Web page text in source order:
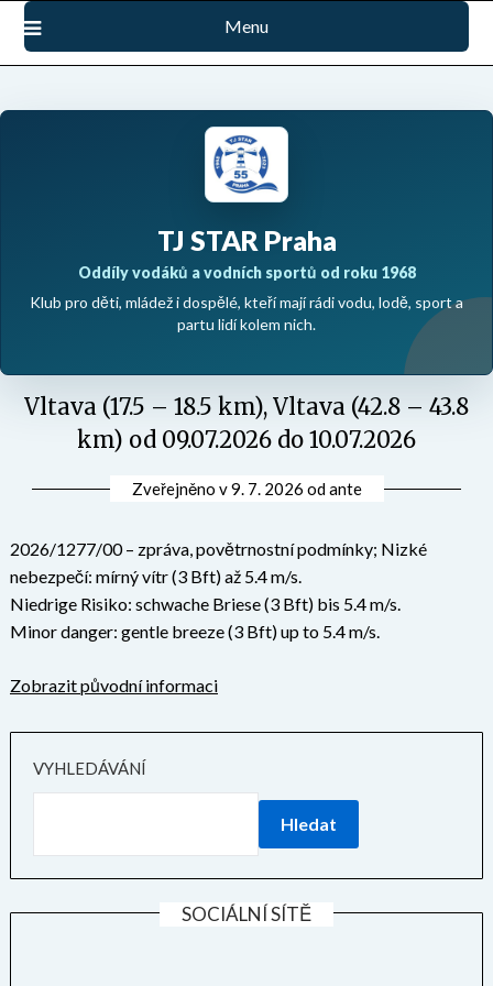
Přejdi
obsah
Menu
TJ STAR Praha
Oddíly vodáků a vodních sportů od roku 1968
Klub pro děti, mládež i dospělé, kteří mají rádi vodu, lodě, sport a
partu lidí kolem nich.
Vltava (17.5 – 18.5 km), Vltava (42.8 – 43.8
km) od 09.07.2026 do 10.07.2026
Zveřejněno v9. 7. 2026 odante
2026/1277/00 – zpráva, povětrnostní podmínky; Nizké
nebezpečí: mírný vítr (3 Bft) až 5.4 m/s.
Niedrige Risiko: schwache Briese (3 Bft) bis 5.4 m/s.
Minor danger: gentle breeze (3 Bft) up to 5.4 m/s.
Zobrazit původní informaci
VYHLEDÁVÁNÍ
Hledat
SOCIÁLNÍ SÍTĚ